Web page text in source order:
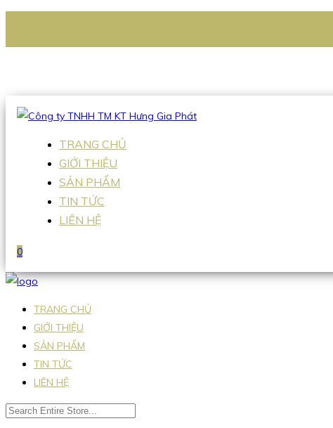
Hotline:0938 336 079
TRANG CHỦ
GIỚI THIỆU
SẢN PHẨM
TIN TỨC
LIÊN HỆ
0
TRANG CHỦ
GIỚI THIỆU
SẢN PHẨM
TIN TỨC
LIÊN HỆ